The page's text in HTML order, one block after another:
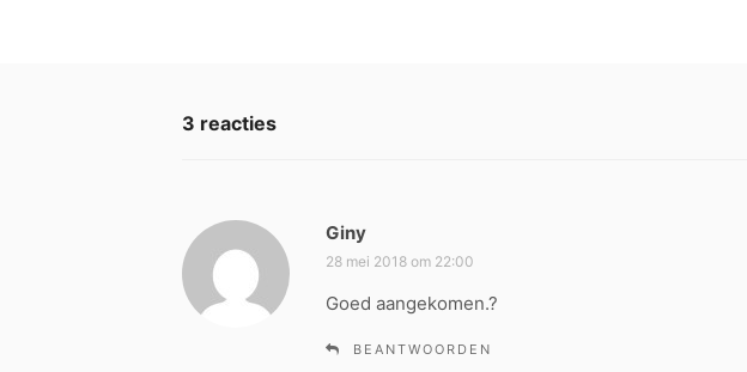
3 reacties
Giny
c
r
28 mei 2018 om 22:00
Goed aangekomen.?
BEANTWOORDEN